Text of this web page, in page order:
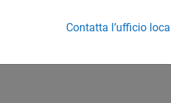
Contatta l’ufficio